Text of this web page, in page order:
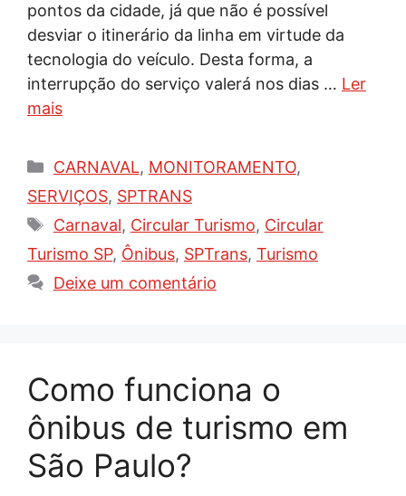
pontos da cidade, já que não é possível
desviar o itinerário da linha em virtude da
tecnologia do veículo. Desta forma, a
interrupção do serviço valerá nos dias … Ler
mais
Categorias
CARNAVAL, MONITORAMENTO,
SERVIÇOS, SPTRANS
Tags
Carnaval, Circular Turismo, Circular
Turismo SP, Ônibus, SPTrans, Turismo
Deixe um comentário
Como funciona o
ônibus de turismo em
São Paulo?